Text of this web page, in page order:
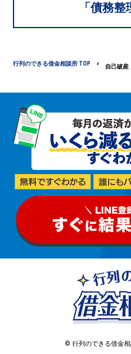
「 債務整
行列のできる借金相談所 TOP 自己破産
© 行列のできる借金相